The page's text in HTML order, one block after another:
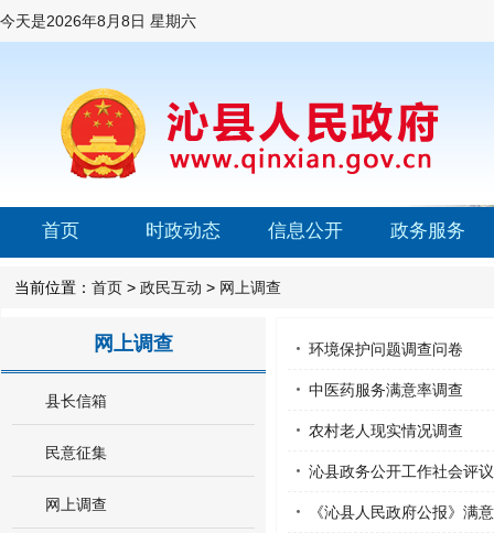
今天是2026年8月8日 星期六
首页 时政动态 信息公开 政务服务
当前位置： 首页 > 政民互动 > 网上调查
网上调查
县长信箱
民意征集
网上调查
环境保护问题调查问卷
中医药服务满意率调查
农村老人现实情况调查
沁县政务公开工作社会评
《沁县人民政府公报》满